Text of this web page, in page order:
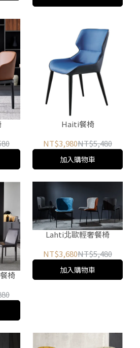
Haiti餐椅
NT$3,980NT$5,480
加入購物車
椅
Lahti北歐輕奢餐椅
NT$3,680NT$5,480
加入購物車